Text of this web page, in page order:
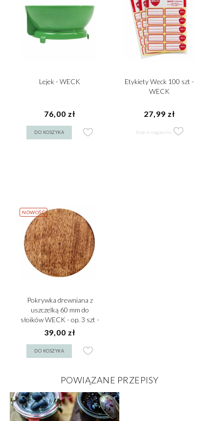
Lejek - WECK
76,00 zł
DO KOSZYKA
Etykiety Weck 100 szt -
WECK
27,99 zł
Brak w magazynie
NOWOŚĆ
Pokrywka drewniana z
uszczelką 60 mm do
słoików WECK - op. 3 szt -
VERLO
39,00 zł
DO KOSZYKA
POWIĄZANE PRZEPISY